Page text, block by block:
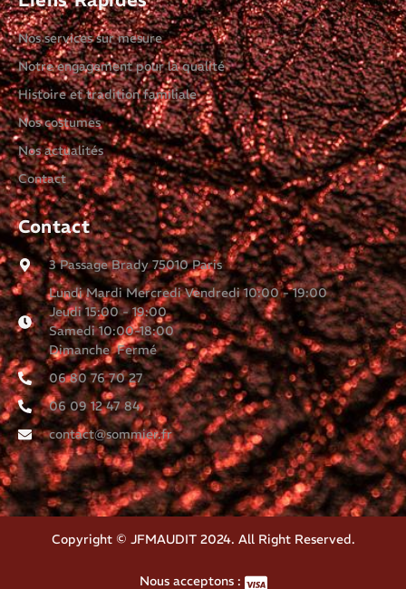
Nos services sur mesure
Notre engagement pour la qualité
Histoire et tradition familiale
Nos costumes
Nos actualités
Contact
Contact
3 Passage Brady 75010 Paris
Lundi Mardi Mercredi Vendredi 10:00 - 19:00
Jeudi 15:00 - 19:00
Samedi 10:00-18:00
Dimanche Fermé
06 80 76 70 27
06 09 12 47 84
contact@sommier.fr
Copyright © JFMAUDIT 2024. All Right Reserved.
Nous acceptons :